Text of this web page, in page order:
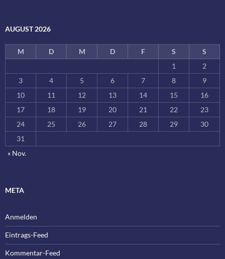
AUGUST 2026
M D M D F S
S
1
2
3
4 5 6 7 8
9
10
11 12 13 14 15
16
17
18 19 20 21 22
23
24
25 26 27 28 29
30
31
« Nov.
META
Anmelden
Eintrags-Feed
Kommentar-Feed